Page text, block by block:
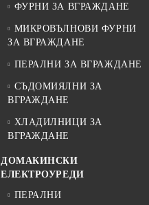
ФУРНИ ЗА ВГРАЖДАНЕ
МИКРОВЪЛНОВИ ФУРНИ
ЗА ВГРАЖДАНЕ
ПЕРАЛНИ ЗА ВГРАЖДАНЕ
СЪДОМИЯЛНИ ЗА
ВГРАЖДАНЕ
ХЛАДИЛНИЦИ ЗА
ВГРАЖДАНЕ
ДОМАКИНСКИ
ЕЛЕКТРОУРЕДИ
ПЕРАЛНИ